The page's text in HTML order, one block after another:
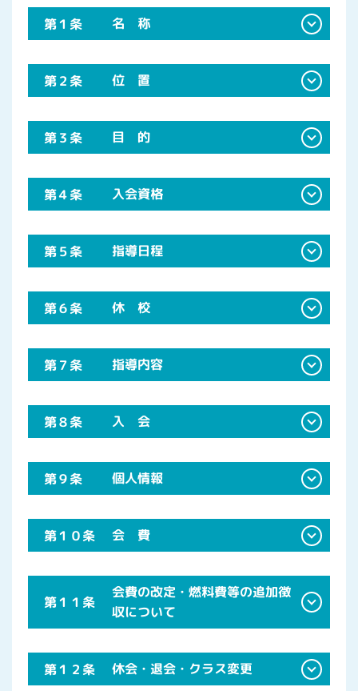
第１条 名 称
第２条 位 置
第３条 目 的
第４条 入会資格
第５条 指導日程
第６条 休 校
第７条 指導内容
第８条 入 会
第９条 個人情報
第１０条 会 費
第１１条
会費の改定・燃料費等の追加徴
収について
第１２条 休会・退会・クラス変更